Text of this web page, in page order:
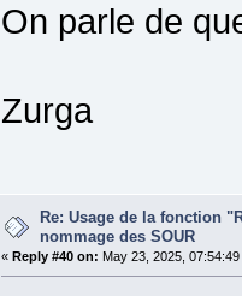
On parle de
Zurga
Re: Usage de la fonction
nommage des SOUR
« Reply #40 on: May 23, 2025, 07:54:49